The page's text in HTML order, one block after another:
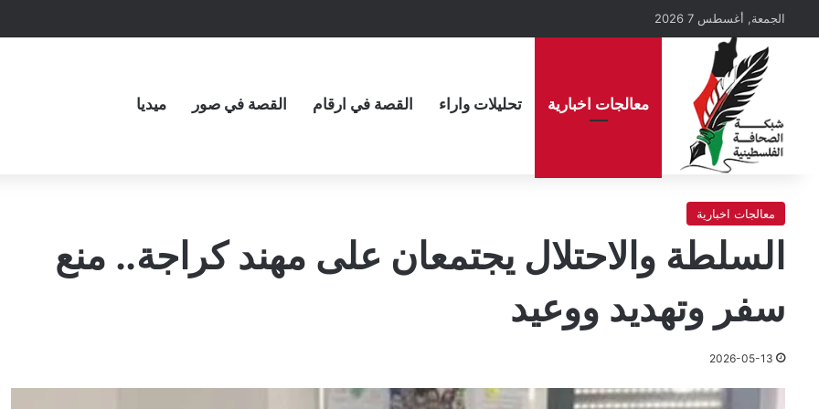
الجمعة, أغسطس 7 2026
معالجات اخبارية تحليلات واراء القصة في ارقام القصة في صور ميديا
معالجات اخبارية
السلطة والاحتلال يجتمعان على مهند كراجة.. منع
سفر وتهديد ووعيد
2026-05-13